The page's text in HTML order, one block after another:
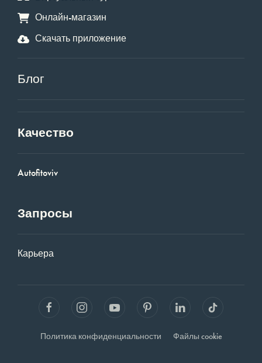
Онлайн-магазин
Скачать приложение
Блог
Качество
Autofitoviv
Запросы
Карьера
Политика конфиденциальности Файлы cookie